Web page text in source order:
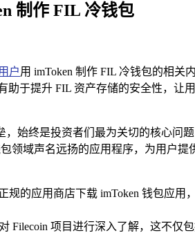
制作 FIL 冷钱包
户用 imToken 制作 FIL 冷钱包的相关
助于提升 FIL 资产存储的安全性，让
始终是投资者们最为关切的核心问
领域声名远扬的应用程序，为用户
规的应用商店下载 imToken 钱包应
Filecoin 项目进行深入了解，这不